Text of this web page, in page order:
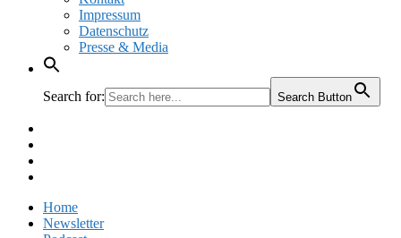
Impressum
Datenschutz
Presse & Media
Search for: Search Button
Home
Newsletter